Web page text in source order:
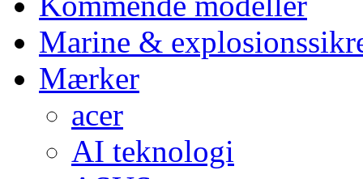
Marine &
Mærker
acer
AI teknologi